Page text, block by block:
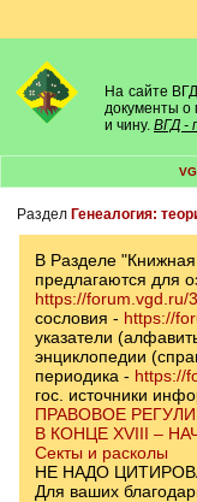
На сайте
документы о
и чину. ВГД -
Раздел Генеалогия:
В Разделе
предлагаются для
https://forum.vgd.ru/
сословия - https://
указатели
энциклопедии
периодика - https://
гос. источники
ПРАВОВОЕ
В КОНЦЕ XVIII –
Секты и расколы
НЕ НАДО
Для ваших